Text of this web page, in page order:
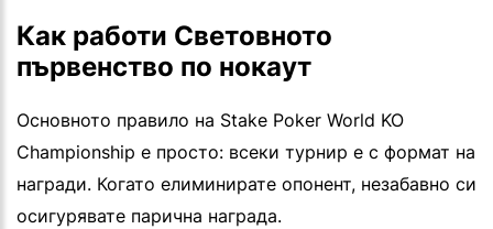
Как работи Световното
първенство по нокаут
Основното правило на Stake Poker World KO
Championship е просто: всеки турнир е с формат на
награди. Когато елиминирате опонент, незабавно си
осигурявате парична награда.